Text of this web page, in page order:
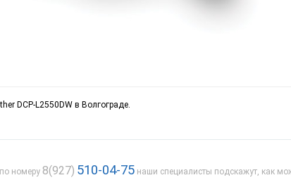
DCP-L2550DW в Волгограде.
номеру 8(927) 510-04-75 наши специалисты подскажут, как